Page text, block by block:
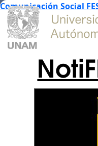
Comunicación Social